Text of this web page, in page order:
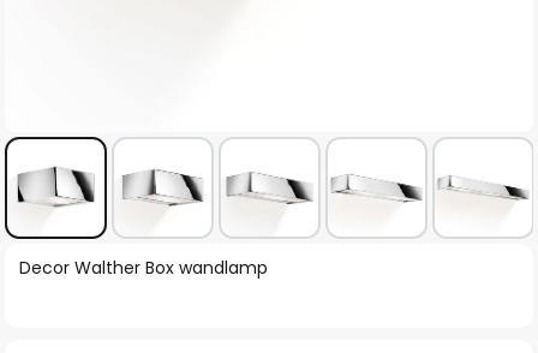
Ga
Decor Walther Box wandlamp